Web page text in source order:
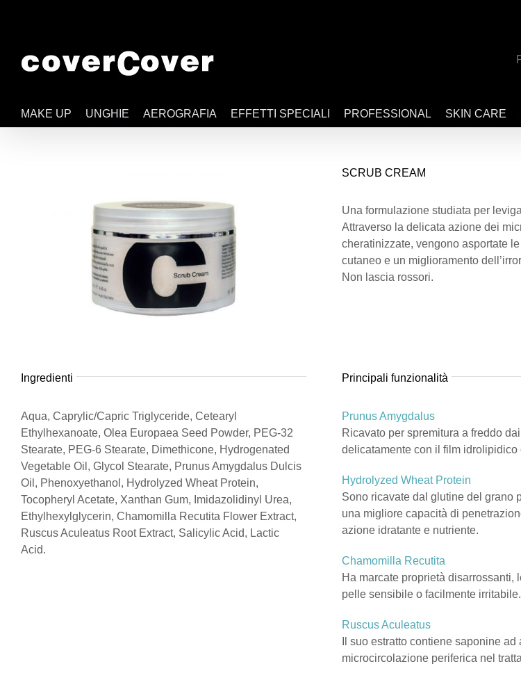
MAKE UP UNGHIE AEROGRAFIA EFFETTI SPECIALI PROFESSIONAL SKIN CARE
SCRUB CREAM
Una formulazione studiata per
Attraverso la delicata azione dei
cheratinizzate, vengono asportate
cutaneo e un miglioramento
Non lascia rossori.
Ingredienti
Aqua, Caprylic/Capric Triglyceride, Cetearyl
Ethylhexanoate, Olea Europaea Seed Powder, PEG-32
Stearate, PEG-6 Stearate, Dimethicone, Hydrogenated
Vegetable Oil, Glycol Stearate, Prunus Amygdalus Dulcis
Oil, Phenoxyethanol, Hydrolyzed Wheat Protein,
Tocopheryl Acetate, Xanthan Gum, Imidazolidinyl Urea,
Ethylhexylglycerin, Chamomilla Recutita Flower Extract,
Ruscus Aculeatus Root Extract, Salicylic Acid, Lactic
Acid.
Principali funzionalità
Prunus Amygdalus
Ricavato per spremitura a freddo
delicatamente con il film
Hydrolyzed Wheat Protein
Sono ricavate dal glutine del grano
una migliore capacità di
azione idratante e nutriente.
Chamomilla Recutita
Ha marcate proprietà
pelle sensibile o facilmente irritabile.
Ruscus Aculeatus
Il suo estratto contiene saponine
microcircolazione periferica nel